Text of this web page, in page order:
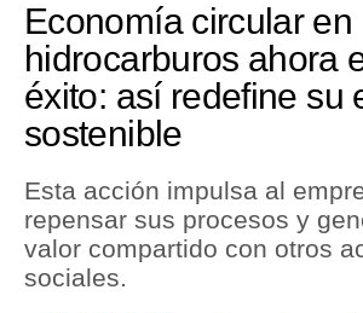
Economía
Mercados
Perú
Política
Tu Dinero
Finanzas Personales
Economía circular en
hidrocarburos ahora
éxito: así redefine su
sostenible
Esta acción impulsa al
repensar sus procesos y
valor compartido con otros
sociales.